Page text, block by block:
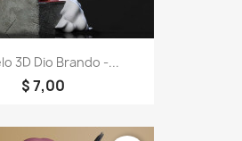
3D Dio Brando -...
$ 7,00